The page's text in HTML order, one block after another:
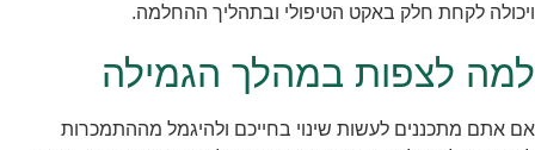
ויכולה לקחת חלק באקט הטיפולי ובתהליך ההחלמה.
למה לצפות במהלך הגמילה
אם אתם מתכננים לעשות שינוי בחייכם ולהיגמל מההתמכרות